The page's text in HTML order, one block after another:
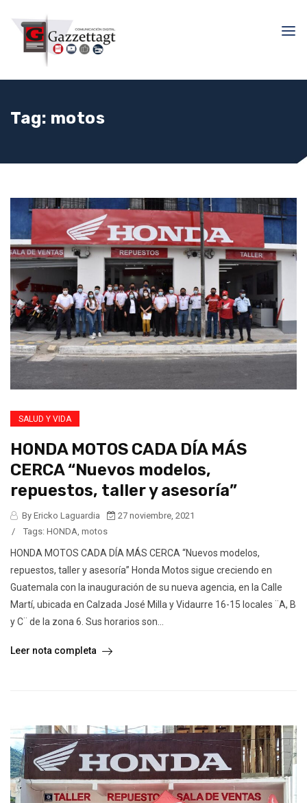
Tag: motos
SALUD Y VIDA
HONDA MOTOS CADA DÍA MÁS
CERCA “Nuevos modelos,
repuestos, taller y asesoría”
By Ericko Laguardia
27 noviembre, 2021
/
Tags: HONDA motos
HONDA MOTOS CADA DÍA MÁS CERCA “Nuevos modelos,
repuestos, taller y asesoría” Honda Motos sigue creciendo en
Guatemala con la inauguración de su nueva agencia, en la Calle
Martí, ubicada en Calzada José Milla y Vidaurre 16-15 locales ¨A, B
y C¨ de la zona 6. Sus horarios son...
Leer nota completa